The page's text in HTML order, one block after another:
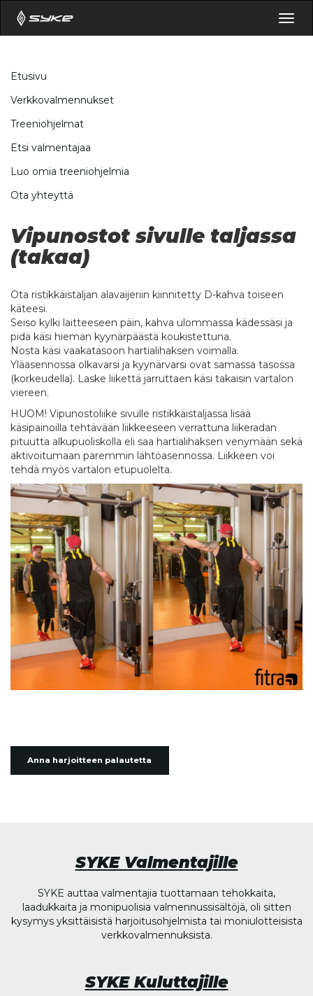
Etusivu
Verkkovalmennukset
Treeniohjelmat
Etsi valmentajaa
Luo omia treeniohjelmia
Ota yhteyttä
Vipunostot sivulle taljassa
(takaa)
Ota ristikkäistaljan alavaijeriin kiinnitetty D-kahva toiseen
käteesi.
Seiso kylki laitteeseen päin, kahva ulommassa kädessäsi ja
pidä käsi hieman kyynärpäästä koukistettuna.
Nosta käsi vaakatasoon hartialihaksen voimalla.
Yläasennossa olkavarsi ja kyynärvarsi ovat samassa tasossa
(korkeudella). Laske liikettä jarruttaen käsi takaisin vartalon
viereen.
HUOM! Vipunostoliike sivulle ristikkäistaljassa lisää
käsipainoilla tehtävään liikkeeseen verrattuna liikeradan
pituutta alkupuoliskolla eli saa hartialihaksen venymään sekä
aktivoitumaan paremmin lähtöasennossa. Liikkeen voi
tehdä myös vartalon etupuolelta.
Anna harjoitteen palautetta
SYKE Valmentajille
SYKE auttaa valmentajia tuottamaan tehokkaita,
laadukkaita ja monipuolisia valmennussisältöjä, oli sitten
kysymys yksittäisistä harjoitusohjelmista tai moniulotteisista
verkkovalmennuksista.
SYKE Kuluttajille